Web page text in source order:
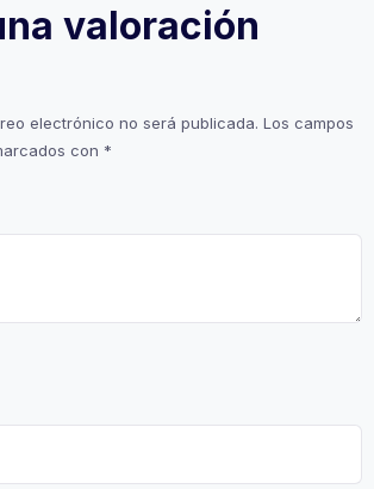
valoración
electrónico no será publicada. Los campos
con *